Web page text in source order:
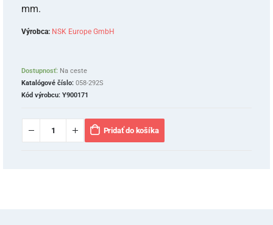
mm.
Výrobca: NSK Europe GmbH
Dostupnosť: Na ceste
Katalógové číslo: 058-292S
Kód výrobcu: Y900171
Pridať do košíka